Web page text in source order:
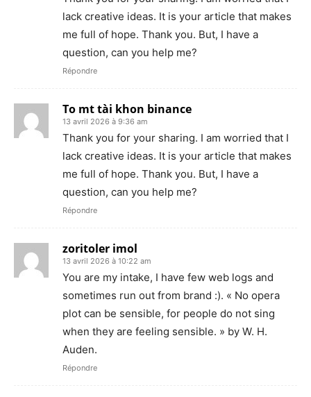
lack creative ideas. It is your article that makes
me full of hope. Thank you. But, I have a
question, can you help me?
Répondre
To mt tài khon binance
13 avril 2026 à 9:36 am
Thank you for your sharing. I am worried that I
lack creative ideas. It is your article that makes
me full of hope. Thank you. But, I have a
question, can you help me?
Répondre
zoritoler imol
13 avril 2026 à 10:22 am
You are my intake, I have few web logs and
sometimes run out from brand :). « No opera
plot can be sensible, for people do not sing
when they are feeling sensible. » by W. H.
Auden.
Répondre